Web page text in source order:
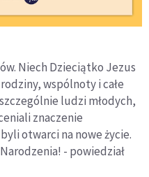
Niech Dzieciątko Jezus
wspólnoty i całe
ludzi młodych,
znaczenie
otwarci na nowe życie.
- powiedział